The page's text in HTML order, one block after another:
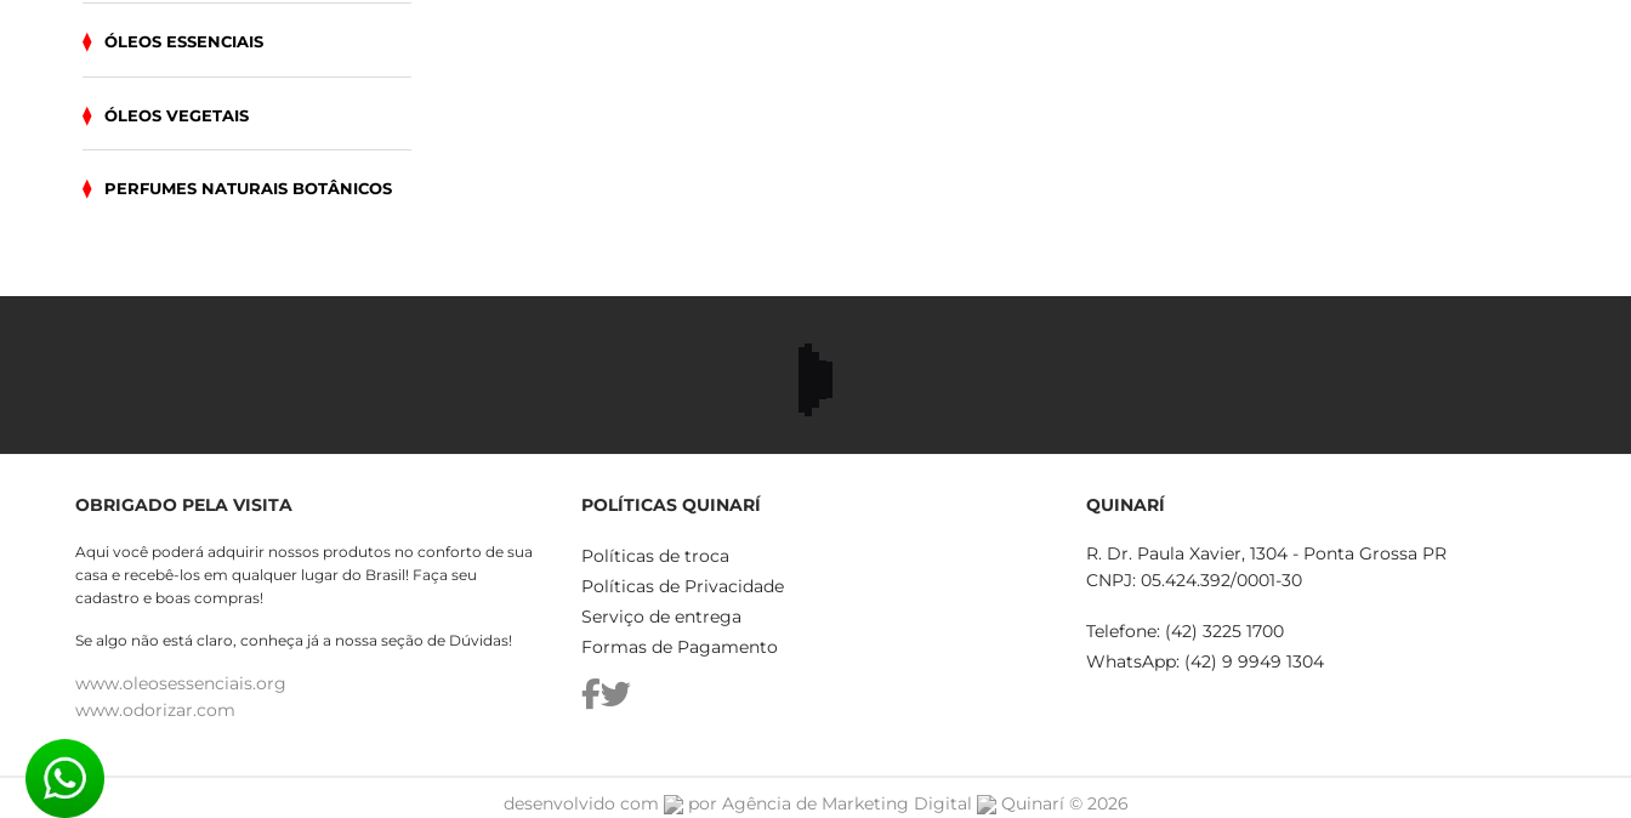
ÓLEOS ESSENCIAIS
ÓLEOS VEGETAIS
PERFUMES NATURAIS BOTÂNICOS
OBRIGADO PELA VISITA
Aqui você poderá adquirir nossos produtos no conforto de sua
casa e recebê-los em qualquer lugar do Brasil! Faça seu
cadastro e boas compras!
Se algo não está claro, conheça já a nossa seção de Dúvidas!
www.oleosessenciais.org
www.odorizar.com
POLÍTICAS QUINARÍ
Políticas de troca
Políticas de Privacidade
Serviço de entrega
Formas de Pagamento
QUINARÍ
R. Dr. Paula Xavier, 1304 - Ponta Grossa PR
CNPJ: 05.424.392/0001-30
Telefone: (42) 3225 1700
WhatsApp: (42) 9 9949 1304
desenvolvido com por Agência de Marketing Digital Quinarí © 2026